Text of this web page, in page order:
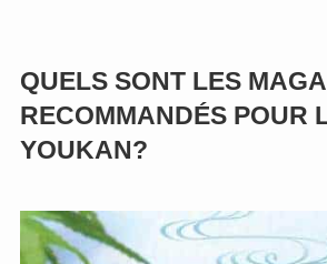
QUELS SONT LES
RECOMMANDÉS POUR
YOUKAN?